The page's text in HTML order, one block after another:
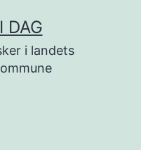
DAG
i landets